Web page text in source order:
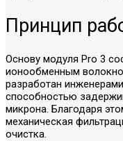
Принцип
Основу модуля Pro 3
ионообменным
разработан
способностью
микрона. Благодаря
механическая
очистка.